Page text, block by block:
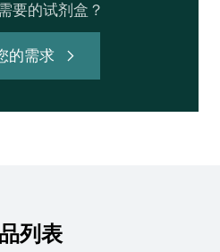
要的试剂盒？
的需求
列表